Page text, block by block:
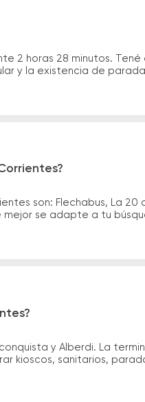
2 horas 28 minutos.
y la existencia de
son: Flechabus, La 20
mejor se adapte a tu
y Alberdi. La
kioscos, sanitarios,